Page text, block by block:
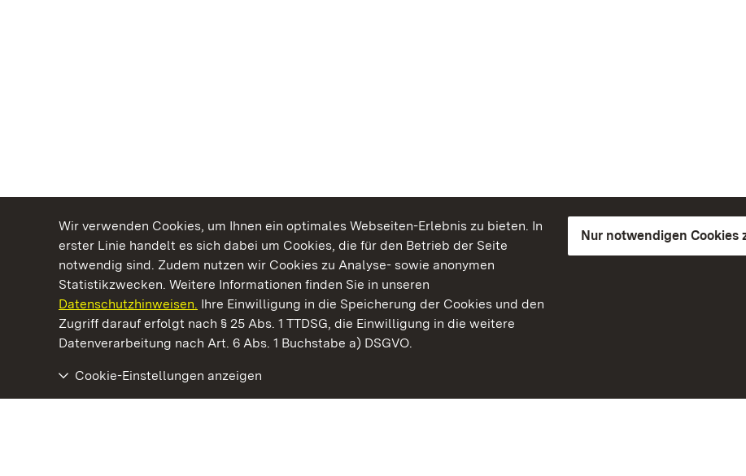
Wir verwenden Cookies, um Ihnen ein optimales Webseiten-Erlebnis zu bieten. In
erster Linie handelt es sich dabei um Cookies, die für den Betrieb der Seite
notwendig sind. Zudem nutzen wir Cookies zu Analyse- sowie anonymen
Statistikzwecken. Weitere Informationen finden Sie in unseren
Datenschutzhinweisen. Ihre Einwilligung in die Speicherung der Cookies und den
Zugriff darauf erfolgt nach § 25 Abs. 1 TTDSG, die Einwilligung in die weitere
Datenverarbeitung nach Art. 6 Abs. 1 Buchstabe a) DSGVO.
Nur notwendigen Cookies
Cookie-Einstellungen anzeigen
Kommen. Staunen. Genießen.